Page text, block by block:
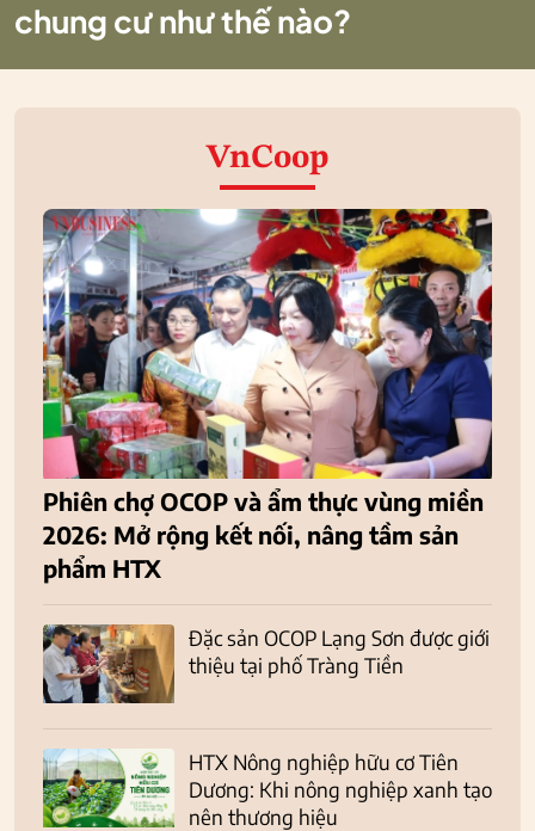
chung cư như thế nào?
VnCoop
Phiên chợ OCOP và ẩm thực vùng miền
2026: Mở rộng kết nối, nâng tầm sản
phẩm HTX
Đặc sản OCOP Lạng Sơn được giới
thiệu tại phố Tràng Tiền
HTX Nông nghiệp hữu cơ Tiên
Dương: Khi nông nghiệp xanh tạo
nên thương hiệu